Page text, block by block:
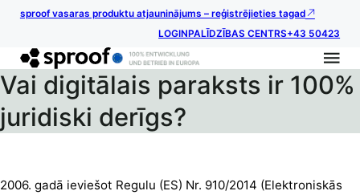
sproof vasaras produktu atjauninājums – reģistrējieties tagad
LOGINPALĪDZĪBAS CENTRS+43 50423
Vai digitālais paraksts ir 100%
juridiski derīgs?
2006. gadā ieviešot Regulu (ES) Nr. 910/2014 (Elektroniskās